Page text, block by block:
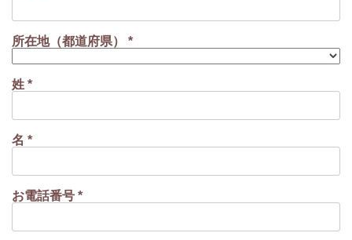
所在地（都道府県） *
姓 *
名 *
お電話番号 *